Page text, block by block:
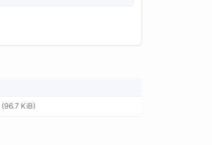
(96.7 KiB)